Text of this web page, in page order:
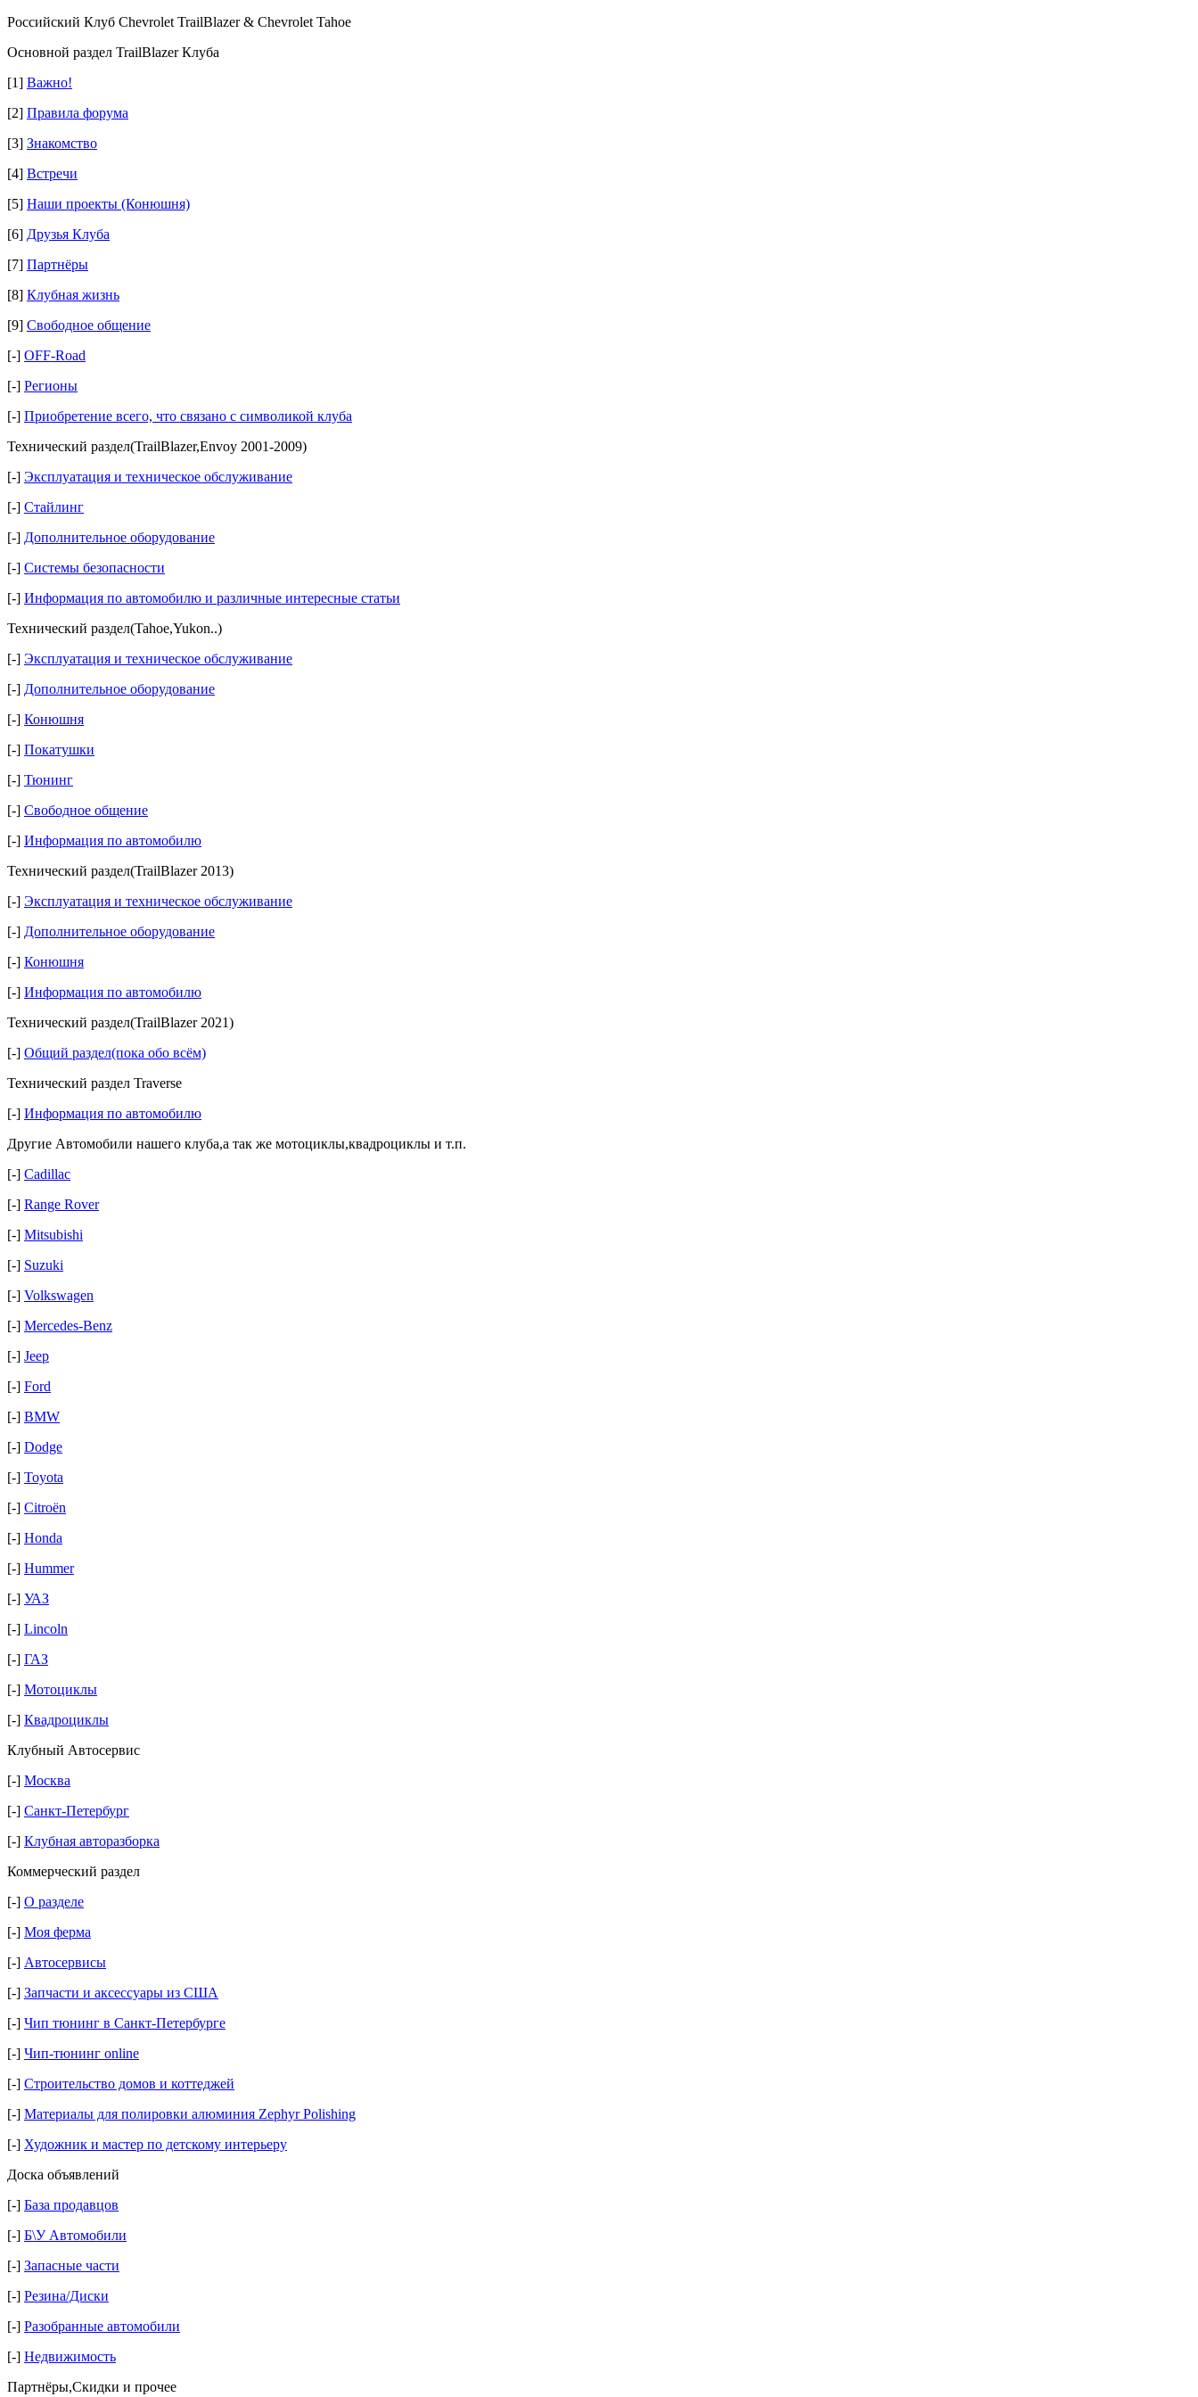
Российский Клуб Chevrolet TrailBlazer & Chevrolet Tahoe
Основной раздел TrailBlazer Клуба
[1] Важно!
[2] Правила форума
[3] Знакомство
[4] Встречи
[5] Наши проекты (Конюшня)
[6] Друзья Клуба
[7] Партнёры
[8] Клубная жизнь
[9] Свободное общение
[-] OFF-Road
[-] Регионы
[-] Приобретение всего, что связано с символикой клуба
Технический раздел(TrailBlazer,Envoy 2001-2009)
[-] Эксплуатация и техническое обслуживание
[-] Стайлинг
[-] Дополнительное оборудование
[-] Системы безопасности
[-] Информация по автомобилю и различные интересные статьи
Технический раздел(Tahoe,Yukon..)
[-] Эксплуатация и техническое обслуживание
[-] Дополнительное оборудование
[-] Конюшня
[-] Покатушки
[-] Тюнинг
[-] Свободное общение
[-] Информация по автомобилю
Технический раздел(TrailBlazer 2013)
[-] Эксплуатация и техническое обслуживание
[-] Дополнительное оборудование
[-] Конюшня
[-] Информация по автомобилю
Технический раздел(TrailBlazer 2021)
[-] Общий раздел(пока обо всём)
Технический раздел Traverse
[-] Информация по автомобилю
Другие Автомобили нашего клуба,а так же мотоциклы,квадроциклы и т.п.
[-] Cadillac
[-] Range Rover
[-] Mitsubishi
[-] Suzuki
[-] Volkswagen
[-] Mercedes-Benz
[-] Jeep
[-] Ford
[-] BMW
[-] Dodge
[-] Toyota
[-] Citroёn
[-] Honda
[-] Hummer
[-] УАЗ
[-] Lincoln
[-] ГАЗ
[-] Мотоциклы
[-] Квадроциклы
Клубный Автосервис
[-] Москва
[-] Санкт-Петербург
[-] Клубная авторазборка
Коммерческий раздел
[-] О разделе
[-] Моя ферма
[-] Автосервисы
[-] Запчасти и аксессуары из США
[-] Чип тюнинг в Санкт-Петербурге
[-] Чип-тюнинг online
[-] Строительство домов и коттеджей
[-] Материалы для полировки алюминия Zephyr Polishing
[-] Художник и мастер по детскому интерьеру
Доска объявлений
[-] База продавцов
[-] Б\У Автомобили
[-] Запасные части
[-] Резина/Диски
[-] Разобранные автомобили
[-] Недвижимость
Партнёры,Скидки и прочее